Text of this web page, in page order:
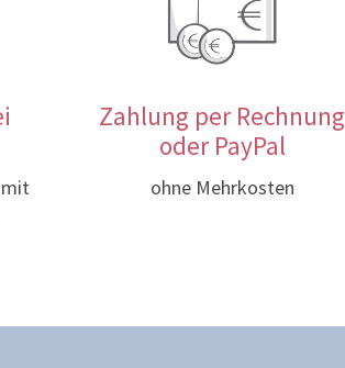
mit
Zahlung per Rechnung
oder PayPal
ohne Mehrkosten